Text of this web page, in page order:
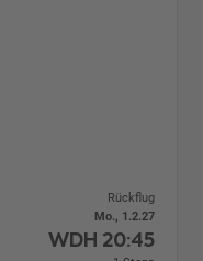
Rückflug
Mo., 1.2.27
WDH 20:45